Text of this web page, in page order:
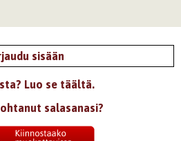
sisään
Luo se täältä.
salasanasi?